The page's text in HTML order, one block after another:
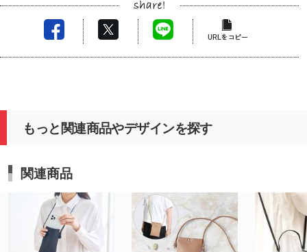
もっと関連商品やデザインを探す
関連商品